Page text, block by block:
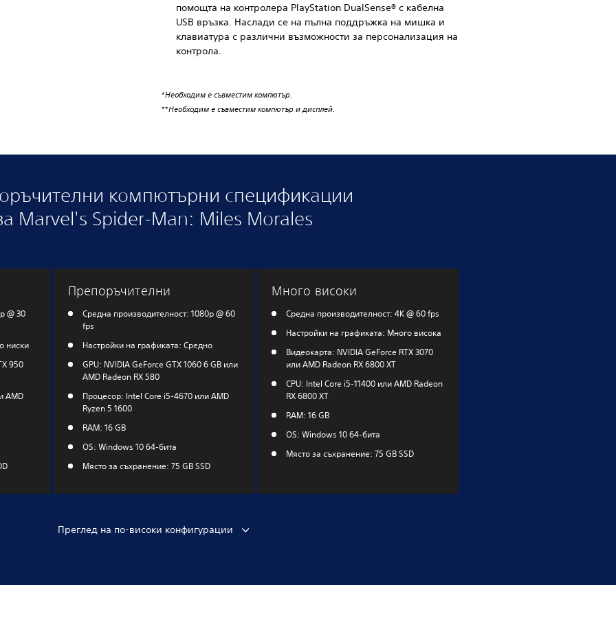
помощта на контролера PlayStation DualSense® с кабелна
USB връзка. Наслади се на пълна поддръжка на мишка и
клавиатура с различни възможности за персонализация на
контрола.
*Необходим е съвместим компютър.
**Необходим е съвместим компютър и дисплей.
компютърни спецификации
Marvel's Spider-Man: Miles Morales
@ 30
ниски
950
AMD
Препоръчителни
Средна производителност: 1080p @ 60
fps
Настройки на графиката: Средно
GPU: NVIDIA GeForce GTX 1060 6 GB или
AMD Radeon RX 580
Процесор: Intel Core i5-4670 или AMD
Ryzen 5 1600
RAM: 16 GB
OS: Windows 10 64-бита
Място за съхранение: 75 GB SSD
Много високи
Средна производителност: 4K @ 60 fps
Настройки на графиката: Много висока
Видеокарта: NVIDIA GeForce RTX 3070
или AMD Radeon RX 6800 XT
CPU: Intel Core i5-11400 или AMD Radeon
RX 6800 XT
RAM: 16 GB
OS: Windows 10 64-бита
Място за съхранение: 75 GB SSD
Преглед на по-високи конфигурации